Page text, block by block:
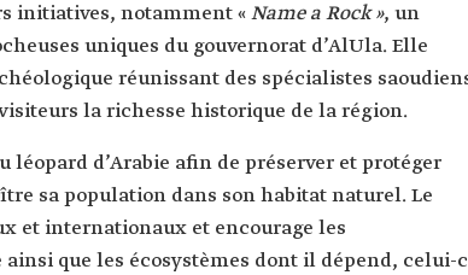
initiatives, notamment «Name a Rock », un
uniques du gouvernorat d’AlUla. Elle
réunissant des spécialistes
la richesse historique de la région.
d’Arabie afin de préserver et protéger
sa population dans son habitat naturel. Le
et internationaux et encourage les
que les écosystèmes dont il dépend, celui-